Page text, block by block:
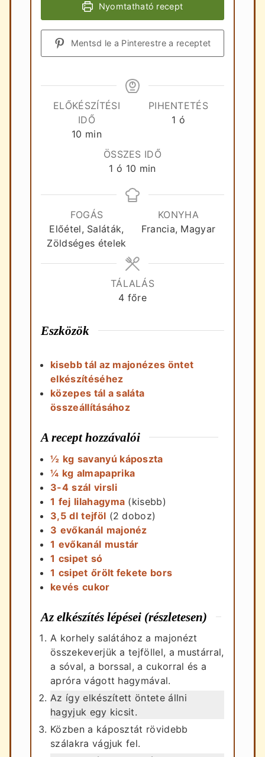
Nyomtatható recept
Mentsd le a Pinterestre a receptet
ELŐKÉSZÍTÉSI
IDŐ
10 perc
min
PIHENTETÉS
1 óra
ó
ÖSSZES IDŐ
1 óra
ó 10 perc
min
FOGÁS
Előétel, Saláták,
Zöldséges ételek
KONYHA
Francia, Magyar
TÁLALÁS
4 főre
Eszközök
kisebb tál az majonézes öntet
elkészítéséhez
közepes tál a saláta
összeállításához
A recept hozzávalói
½ kg savanyú káposzta
¼ kg almapaprika
3-4 szál virsli
1 fej lilahagyma (kisebb)
3,5 dl tejföl (2 doboz)
3 evőkanál majonéz
1 evőkanál mustár
1 csipet só
1 csipet őrölt fekete bors
kevés cukor
Az elkészítés lépései (részletesen)
A korhely salátához a majonézt
összekeverjük a tejföllel, a mustárral,
a sóval, a borssal, a cukorral és a
apróra vágott hagymával.
Az így elkészített öntete állni
hagyjuk egy kicsit.
Közben a káposztát rövidebb
szálakra vágjuk fel.